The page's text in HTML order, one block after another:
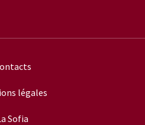
légales
Sofia